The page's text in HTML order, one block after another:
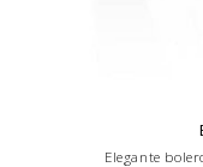
Elegante